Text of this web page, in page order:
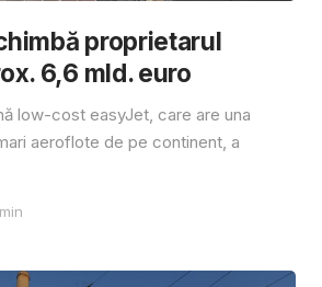
proprietarul
6,6 mld. euro
low-cost easyJet, care are una
aeroflote de pe continent, a
min